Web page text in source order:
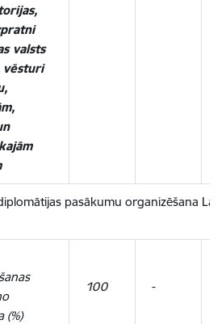
valsts
pasākumu organizēšana
(%)
100 -